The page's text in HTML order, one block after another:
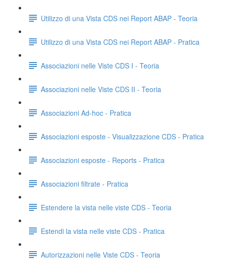
Utilizzo di una Vista CDS nei Report ABAP - Teoria
Utilizzo di una Vista CDS nei Report ABAP - Pratica
Associazioni nelle Viste CDS I - Teoria
Associazioni nelle Viste CDS II - Teoria
Associazioni Ad-hoc - Pratica
Associazioni esposte - Visualizzazione CDS - Pratica
Associazioni esposte - Reports - Pratica
Associazioni filtrate - Pratica
Estendere la vista nelle viste CDS - Teoria
Estendi la vista nelle viste CDS - Pratica
Autorizzazioni nelle Viste CDS - Teoria